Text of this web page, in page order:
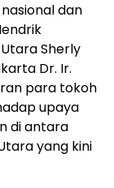
dan
Utara Sherly
Dr. Ir.
para tokoh
upaya
di antara
yang kini